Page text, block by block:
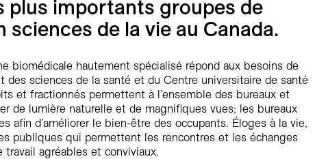
plus importants groupes de
sciences de la vie au Canada.
biomédicale hautement spécialisé répond aux besoins de
des sciences de la santé et du Centre universitaire de santé
et fractionnés permettent à l’ensemble des bureaux et
de lumière naturelle et de magnifiques vues; les bureaux
afin d’améliorer le bien-être des occupants. Éloges à la vie,
publiques qui permettent les rencontres et les échanges
agréables et conviviaux.